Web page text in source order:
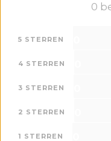
0
5 STERREN
4 STERREN
3 STERREN
2 STERREN
1 STERREN